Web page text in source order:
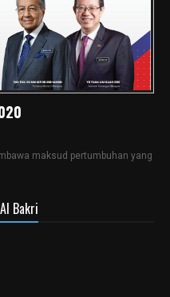
maksud pertumbuhan yang
Bakri